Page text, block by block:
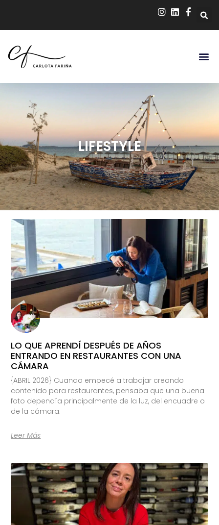
LIFESTYLE
LO QUE APRENDÍ DESPUÉS DE AÑOS
ENTRANDO EN RESTAURANTES CON UNA
CÁMARA
{ABRIL 2026} Cuando empecé a trabajar creando
contenido para restaurantes, pensaba que una buena
foto dependía principalmente de la luz, del encuadre o
de la cámara.
Leer Más